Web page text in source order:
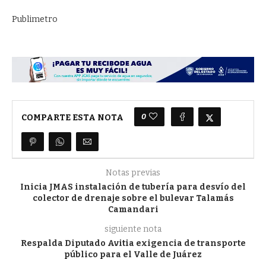
Publimetro
COMPARTE ESTA NOTA 0
Notas previas
Inicia JMAS instalación de tubería para desvío del
colector de drenaje sobre el bulevar Talamás
Camandari
siguiente nota
Respalda Diputado Avitia exigencia de transporte
público para el Valle de Juárez